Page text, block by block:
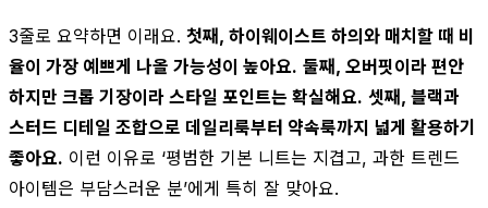
3줄로 요약하면 이래요. 첫째, 하이웨이스트 하의와 매치할 때 비
율이 가장 예쁘게 나올 가능성이 높아요. 둘째, 오버핏이라 편안
하지만 크롭 기장이라 스타일 포인트는 확실해요. 셋째, 블랙과
스터드 디테일 조합으로 데일리룩부터 약속룩까지 넓게 활용하기
좋아요. 이런 이유로 ‘평범한 기본 니트는 지겹고, 과한 트렌드
아이템은 부담스러운 분’에게 특히 잘 맞아요.